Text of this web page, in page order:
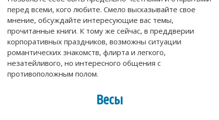
перед всеми, кого любите. Смело высказывайте свое
мнение, обсуждайте интересующие вас темы,
прочитанные книги. К тому же сейчас, в преддверии
корпоративных праздников, возможны ситуации
романтических знакомств, флирта и легкого,
незатейливого, но интересного общения с
противоположным полом.
Весы